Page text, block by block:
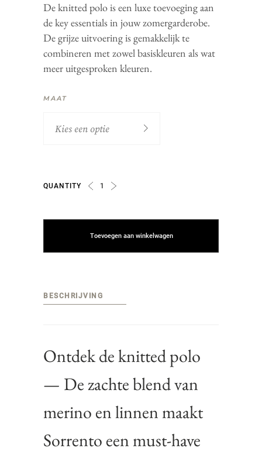
De knitted polo is een luxe toevoeging aan
de key essentials in jouw zomergarderobe.
De grijze uitvoering is gemakkelijk te
combineren met zowel basiskleuren als wat
meer uitgesproken kleuren.
MAAT
Kies een optie
SORRENTO
QUANTITY
toevoegen aan winkelwagen
BESCHRIJVING
Ontdek de knitted polo
— De zachte blend van
merino en linnen maakt
Sorrento een must-have